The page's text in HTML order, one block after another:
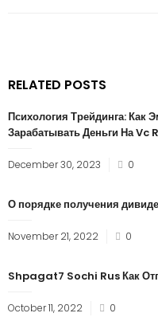
RELATED POSTS
Психология Трейдинга: Как
Зарабатывать Деньги На Vc
Posted
December 30, 2023 0
О порядке получения
Posted
November 21, 2022 0
Shpagat7 Sochi Rus Как
Posted
October 11, 2022 0